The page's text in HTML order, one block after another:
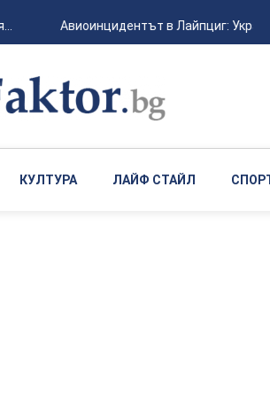
Авиоинцидентът в Лайпциг:
КУЛТУРА ЛАЙФ СТАЙЛ